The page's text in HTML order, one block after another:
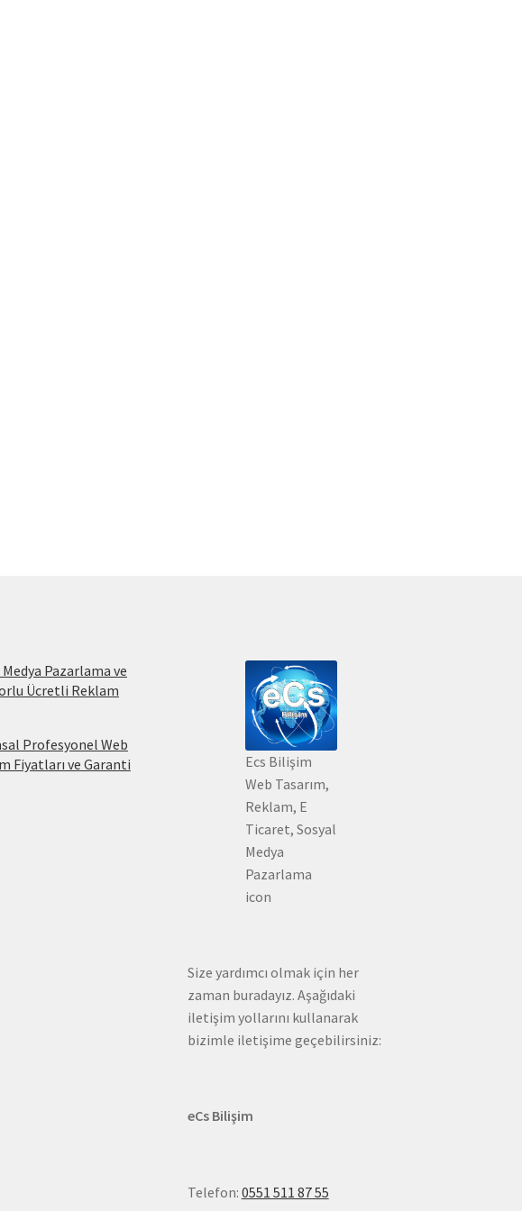
Pazarlama ve
Ücretli Reklam
Profesyonel Web
Fiyatları ve Garanti
Ecs Bilişim
Web Tasarım,
Reklam, E
Ticaret, Sosyal
Medya
Pazarlama
icon
Size yardımcı olmak için her
zaman buradayız. Aşağıdaki
iletişim yollarını kullanarak
bizimle iletişime geçebilirsiniz:
eCs Bilişim
Telefon: 0551 511 87 55